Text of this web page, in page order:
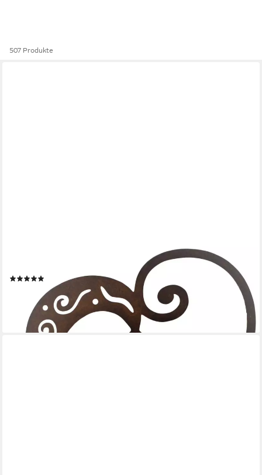
507 Produkte
Gartenfigur Rost Deko Herz, echter Rost
lieferbar - in 2-3 Werktagen bei dir